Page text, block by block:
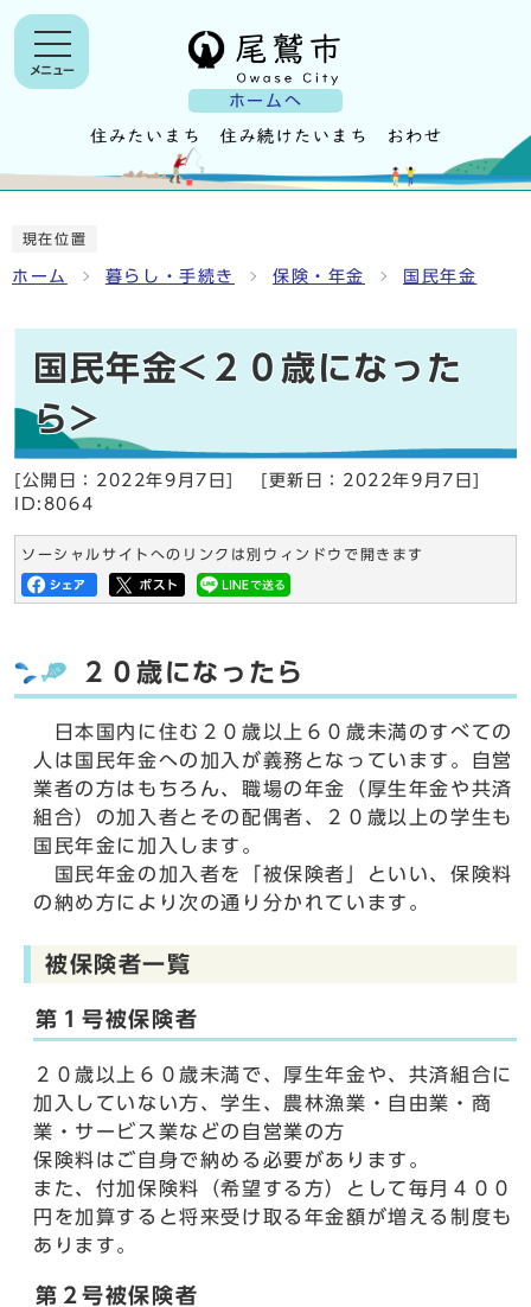
ホームへ
メニュー
現在位置
ホーム 暮らし・手続き 保険・年金 国民年金
国民年金<２０歳になった
ら>
[公開日： 2022年9月7日 [更新日： 2022年9月7日
ID:8064
ソーシャルサイトへのリンクは別ウィンドウで開きます
２０歳になったら
日本国内に住む２０歳以上６０歳未満のすべての
人は国民年金への加入が義務となっています。自営
業者の方はもちろん、職場の年金（厚生年金や共済
組合）の加入者とその配偶者、２０歳以上の学生も
国民年金に加入します。
国民年金の加入者を「被保険者」といい、保険料
の納め方により次の通り分かれています。
被保険者一覧
第１号被保険者
２０歳以上６０歳未満で、厚生年金や、共済組合に
加入していない方、学生、農林漁業・自由業・商
業・サービス業などの自営業の方
保険料はご自身で納める必要があります。
また、付加保険料（希望する方）として毎月４００
円を加算すると将来受け取る年金額が増える制度も
あります。
第２号被保険者